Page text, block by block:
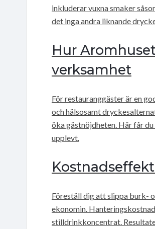
inkluderar vuxna smaker
det inga andra liknande
Hur
verksamhet
För restauranggäster är en
och hälsosamt
öka gästnöjdheten. Här får du
upplevt.
Föreställ dig att slippa burk-
ekonomin.
stilldrinkkoncentrat.